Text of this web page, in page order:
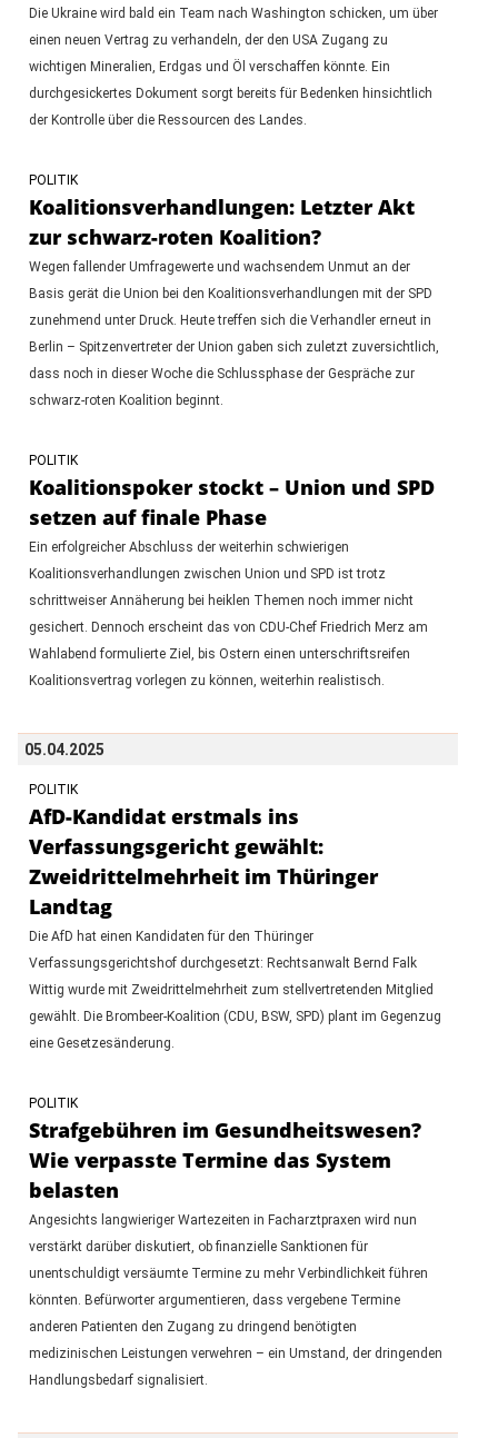
Die Ukraine wird bald ein Team nach Washington schicken, um über
einen neuen Vertrag zu verhandeln, der den USA Zugang zu
wichtigen Mineralien, Erdgas und Öl verschaffen könnte. Ein
durchgesickertes Dokument sorgt bereits für Bedenken hinsichtlich
der Kontrolle über die Ressourcen des Landes.
POLITIK
Koalitionsverhandlungen: Letzter Akt
zur schwarz-roten Koalition?
Wegen fallender Umfragewerte und wachsendem Unmut an der
Basis gerät die Union bei den Koalitionsverhandlungen mit der SPD
zunehmend unter Druck. Heute treffen sich die Verhandler erneut in
Berlin – Spitzenvertreter der Union gaben sich zuletzt zuversichtlich,
dass noch in dieser Woche die Schlussphase der Gespräche zur
schwarz-roten Koalition beginnt.
POLITIK
Koalitionspoker stockt – Union und SPD
setzen auf finale Phase
Ein erfolgreicher Abschluss der weiterhin schwierigen
Koalitionsverhandlungen zwischen Union und SPD ist trotz
schrittweiser Annäherung bei heiklen Themen noch immer nicht
gesichert. Dennoch erscheint das von CDU-Chef Friedrich Merz am
Wahlabend formulierte Ziel, bis Ostern einen unterschriftsreifen
Koalitionsvertrag vorlegen zu können, weiterhin realistisch.
05.04.2025
POLITIK
AfD-Kandidat erstmals ins
Verfassungsgericht gewählt:
Zweidrittelmehrheit im Thüringer
Landtag
Die AfD hat einen Kandidaten für den Thüringer
Verfassungsgerichtshof durchgesetzt: Rechtsanwalt Bernd Falk
Wittig wurde mit Zweidrittelmehrheit zum stellvertretenden Mitglied
gewählt. Die Brombeer-Koalition (CDU, BSW, SPD) plant im Gegenzug
eine Gesetzesänderung.
POLITIK
Strafgebühren im Gesundheitswesen?
Wie verpasste Termine das System
belasten
Angesichts langwieriger Wartezeiten in Facharztpraxen wird nun
verstärkt darüber diskutiert, ob finanzielle Sanktionen für
unentschuldigt versäumte Termine zu mehr Verbindlichkeit führen
könnten. Befürworter argumentieren, dass vergebene Termine
anderen Patienten den Zugang zu dringend benötigten
medizinischen Leistungen verwehren – ein Umstand, der dringenden
Handlungsbedarf signalisiert.